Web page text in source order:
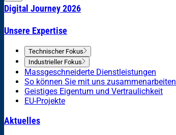
Digital Journey 2026
Unsere Expertise
Technischer Fokus
Industrieller Fokus
Massgeschneiderte Dienstleistungen
So können Sie mit uns zusammenarbeiten
Geistiges Eigentum und Vertraulichkeit
EU-Projekte
Aktuelles